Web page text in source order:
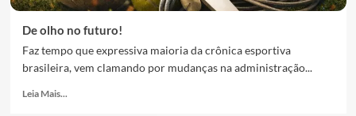
De olho no futuro!
Faz tempo que expressiva maioria da crônica esportiva
brasileira, vem clamando por mudanças na administração...
Leia Mais...